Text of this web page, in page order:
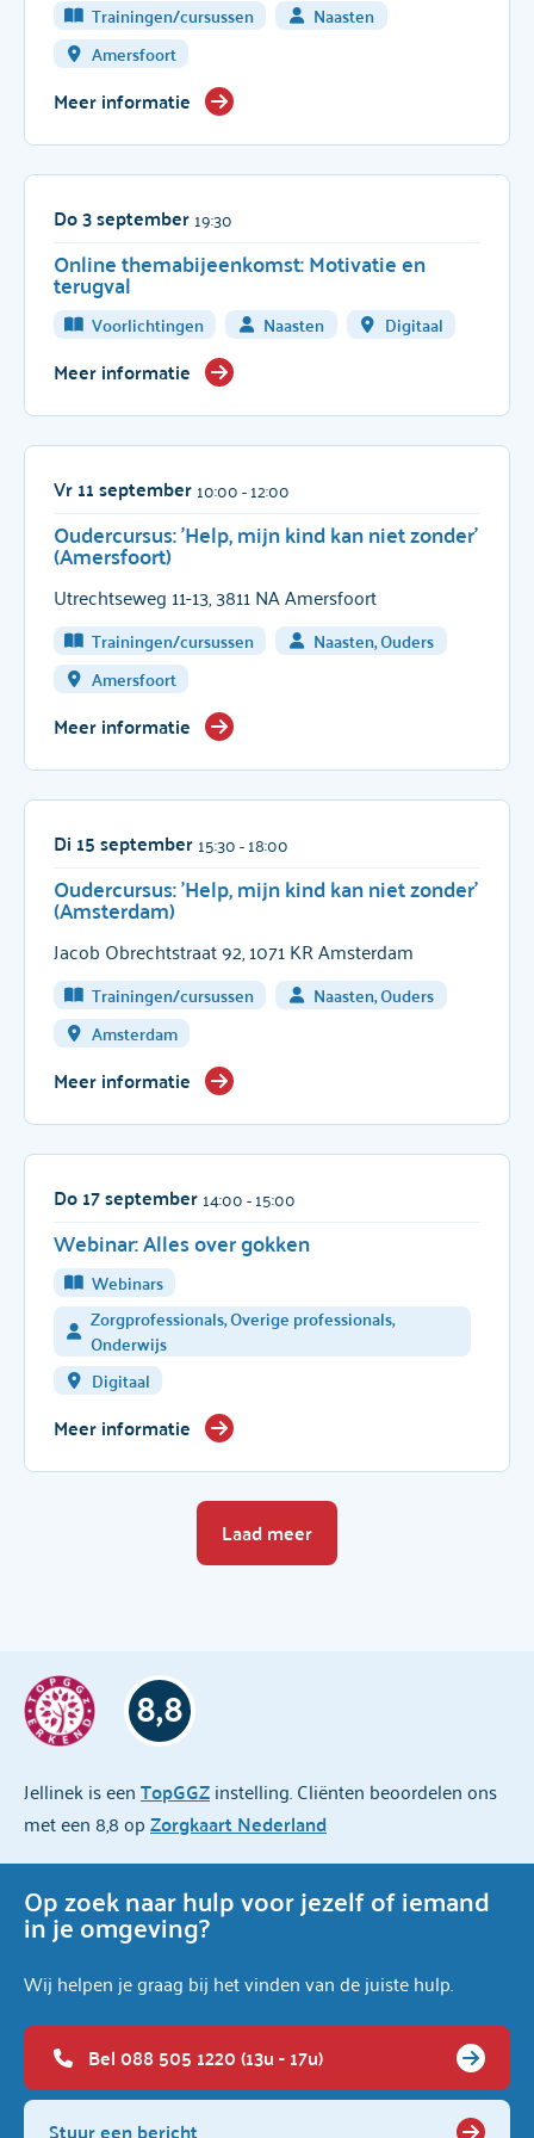
Trainingen/cursussen
Naasten
Amersfoort
Meer informatie
Do 3 september 19:30
Online themabijeenkomst: Motivatie en
terugval
Voorlichtingen Naasten Digitaal
Meer informatie
Vr 11 september 10:00- 12:00
Oudercursus: 'Help, mijn kind kan niet zonder'
(Amersfoort)
Utrechtseweg 11-13, 3811 NA Amersfoort
Trainingen/cursussen
Naasten, Ouders
Amersfoort
Meer informatie
Di 15 september 15:30- 18:00
Oudercursus: 'Help, mijn kind kan niet zonder'
(Amsterdam)
Jacob Obrechtstraat 92, 1071 KR Amsterdam
Trainingen/cursussen
Naasten, Ouders
Amsterdam
Meer informatie
Do 17 september 14:00- 15:00
Webinar: Alles over gokken
Webinars
Zorgprofessionals, Overige professionals,
Onderwijs
Digitaal
Meer informatie
Laad meer
Jellinek is eenTopGGZinstelling. Cliënten beoordelen ons
met een 8,8 opZorgkaart Nederland
8,8
Op zoek naar hulp voor jezelf of iemand
in je omgeving?
Wij helpen je graag bij het vinden van de juiste hulp.
Bel 088 505 1220 (13u - 17u)